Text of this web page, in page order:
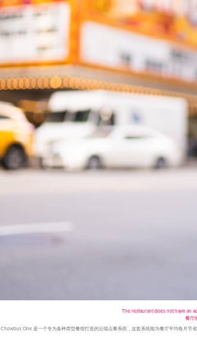
The restaurant does not have an
餐厅
Chowbus One 是一个专为各种类型餐馆打造的云端点餐系统，这套系统能为餐厅平均每月节